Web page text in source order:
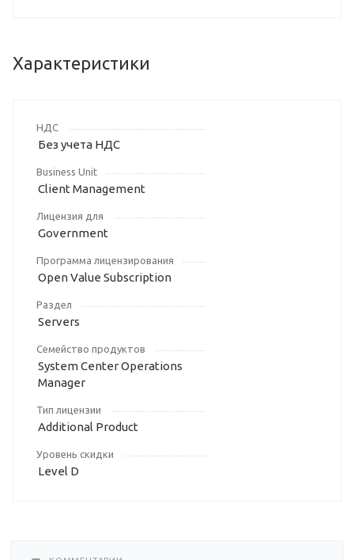
Характеристики
НДС
Без учета НДС
Business Unit
Client Management
Лицензия для
Government
Программа лицензирования
Open Value Subscription
Раздел
Servers
Семейство продуктов
System Center Operations
Manager
Тип лицензии
Additional Product
Уровень скидки
Level D